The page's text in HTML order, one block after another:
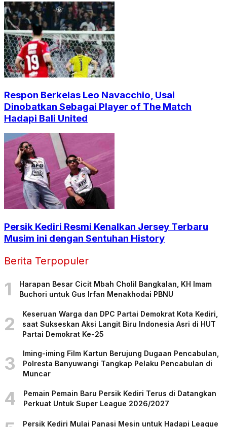
Respon Berkelas Leo Navacchio, Usai
Dinobatkan Sebagai Player of The Match
Hadapi Bali United
Persik Kediri Resmi Kenalkan Jersey Terbaru
Musim ini dengan Sentuhan History
Berita Terpopuler
1
Harapan Besar Cicit Mbah Cholil Bangkalan, KH Imam
Buchori untuk Gus Irfan Menakhodai PBNU
2
Keseruan Warga dan DPC Partai Demokrat Kota Kediri,
saat Sukseskan Aksi Langit Biru Indonesia Asri di HUT
Partai Demokrat Ke-25
3
Iming-iming Film Kartun Berujung Dugaan Pencabulan,
Polresta Banyuwangi Tangkap Pelaku Pencabulan di
Muncar
4
Pemain Pemain Baru Persik Kediri Terus di Datangkan
Perkuat Untuk Super League 2026/2027
Persik Kediri Mulai Panasi Mesin untuk Hadapi League